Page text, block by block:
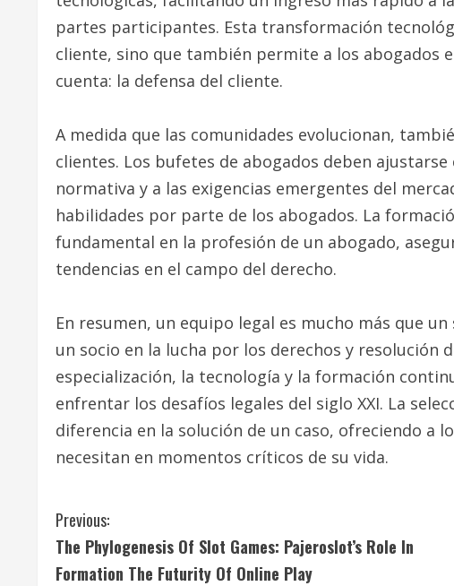
partes participantes. Esta transformación
cliente, sino que también permite a los abogados
cuenta: la defensa del cliente.
A medida que las comunidades evolucionan,
clientes. Los bufetes de abogados deben
normativa y a las exigencias emergentes del
habilidades por parte de los abogados. La
fundamental en la profesión de un abogado,
tendencias en el campo del derecho.
En resumen, un equipo legal es mucho más que
un socio en la lucha por los derechos y resolución
especialización, la tecnología y la formación
enfrentar los desafíos legales del siglo XXI. La
diferencia en la solución de un caso, ofreciendo a
necesitan en momentos críticos de su vida.
C
o
Previous:
The Phylogenesis Of Slot Games: Pajeroslot’s Role In
Formation The Futurity Of Online Play